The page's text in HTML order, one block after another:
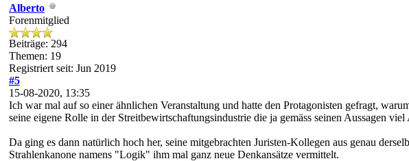
Alberto
Forenmitglied
Beiträge: 294
Themen: 19
Registriert seit: Jun 2019
#5
15-08-2020, 13:35
Ich war mal auf so einer ähnlichen Veranstaltung und hatte den Protagonisten gefragt,
seine eigene Rolle in der Streitbewirtschaftungsindustrie die ja gemäss seinen Aussagen
Da ging es dann natürlich hoch her, seine mitgebrachten Juristen-Kollegen aus genau
Strahlenkanone namens "Logik" ihm mal ganz neue Denkansätze vermittelt.